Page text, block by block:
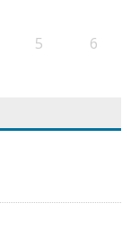
5 6